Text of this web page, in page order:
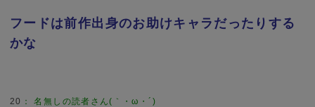
フードは前作出身のお助けキャラだったりする
かな
20 ：名無しの読者さん(｀・ω・´)